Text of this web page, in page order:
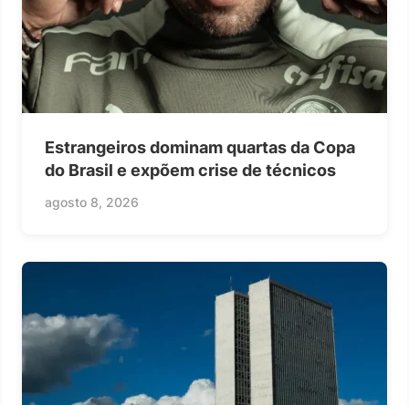
Estrangeiros dominam quartas da Copa
do Brasil e expõem crise de técnicos
agosto 8, 2026